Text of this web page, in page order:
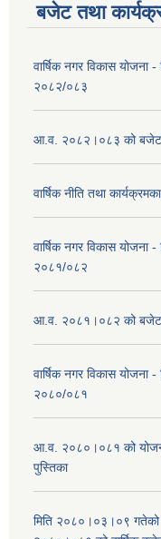
बजेट तथा
वार्षिक नगर विकास
२०८२/०८३
आ.व. २०८२।०८३ को बजेट
वार्षिक नीति तथा
वार्षिक नगर विकास
२०८१/०८२
आ.व. २०८१।०८२ को बजेट
वार्षिक नगर विकास
२०८०/०८१
आ.व. २०८०।०८१ को योजना
पुस्तिका
मिति २०८०।०३।०९